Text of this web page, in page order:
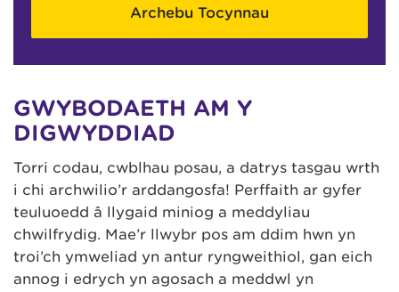
Archebu Tocynnau
GWYBODAETH AM Y
DIGWYDDIAD
Torri codau, cwblhau posau, a datrys tasgau wrth
i chi archwilio’r arddangosfa! Perffaith ar gyfer
teuluoedd â llygaid miniog a meddyliau
chwilfrydig. Mae’r llwybr pos am ddim hwn yn
troi’ch ymweliad yn antur ryngweithiol, gan eich
annog i edrych yn agosach a meddwl yn